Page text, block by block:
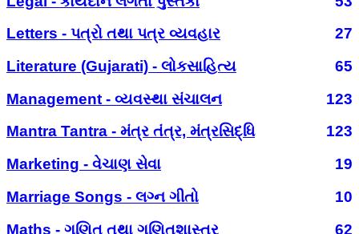
Letters - પત્રો તથા પત્ર વ્યવહાર
27
Literature (Gujarati) - લોકસાહિત્ય
65
Management - વ્યવસ્થા સંચાલન
123
Mantra Tantra - મંત્ર તંત્ર, મંત્રસિદ્ધિ
123
Marketing - વેચાણ સેવા
19
Marriage Songs - લગ્ન ગીતો
10
Maths - ગણિત તથા ગણિતશાસ્ત્ર
62